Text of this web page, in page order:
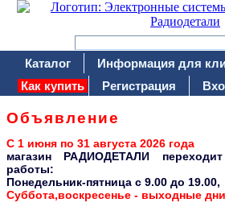
Каталог Информация для
Как купить
Регистрация
Объявление
С 1 июня по 31 августа 2026 года
магазин РАДИОДЕТАЛИ
работы:
Понедельник-пятница c 9.00 до 19.00,
Суббота,воскресенье - выходные дни